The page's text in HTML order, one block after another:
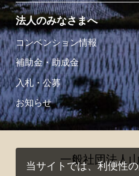
法人のみなさまへ
コンベンション情報
補助金・助成金
入札・公募
お知らせ
一般社団法人
当サイトでは、利便性